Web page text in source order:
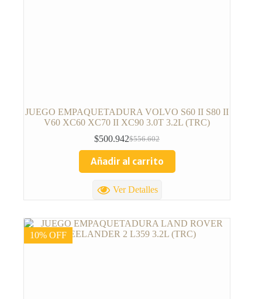
JUEGO EMPAQUETADURA VOLVO S60 II S80 II
V60 XC60 XC70 II XC90 3.0T 3.2L (TRC)
$556.602
$500.942
Añadir al carrito
Ver Detalles
10% OFF